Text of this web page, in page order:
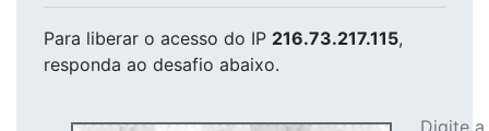
Para liberar o acesso do IP 216.73.217.115,
responda ao desafio abaixo.
Digite